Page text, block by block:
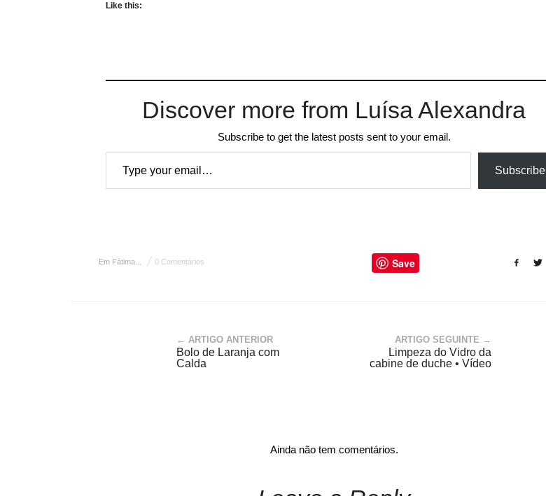
Like this:
Discover more from Luísa Alexandra
Subscribe to get the latest posts sent to your email.
Type your email…
Subscribe
Em Fátima... 0 Comentários Save
← ARTIGO ANTERIOR
Bolo de Laranja com
Calda
ARTIGO SEGUINTE →
Limpeza do Vidro da
cabine de duche • Vídeo
Ainda não tem comentários.